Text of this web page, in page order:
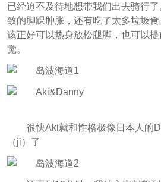
已经迫不及待地想带我们出去骑行
致的脚踝肿胀，还有吃了太多垃圾
该正好可以热身放松腿脚，也可以
觉。
很快Aki就和性格极像日本人的
（ji）了